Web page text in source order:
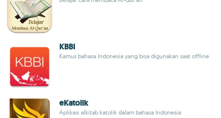
KBBI
Kamus bahasa Indonesia yang bisa digunakan saat offline
eKatolik
Aplikasi alkitab katolik dalam bahasa Indonesia